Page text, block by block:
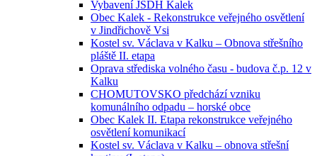
Vybavení JSDH Kalek
Obec Kalek - Rekonstrukce veřejného osvětlení
v Jindřichově Vsi
Kostel sv. Václava v Kalku – Obnova střešního
pláště II. etapa
Oprava střediska volného času - budova č.p. 12 v
Kalku
CHOMUTOVSKO předchází vzniku
komunálního odpadu – horské obce
Obec Kalek II. Etapa rekonstrukce veřejného
osvětlení komunikací
Kostel sv. Václava v Kalku – obnova střešní